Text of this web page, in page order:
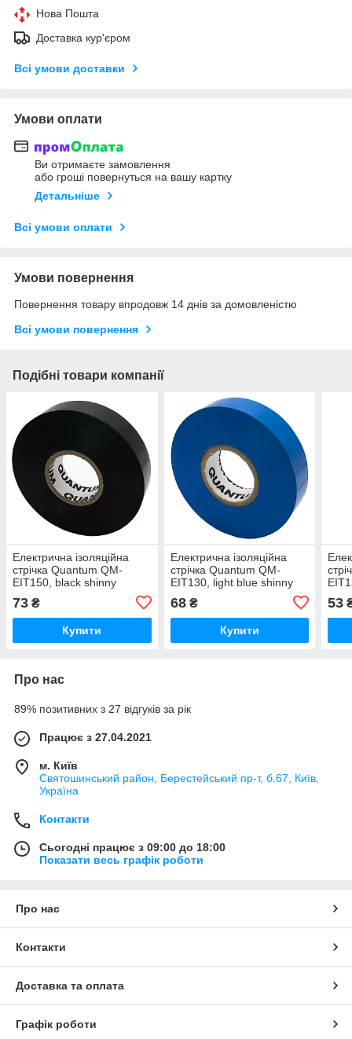
Нова Пошта
Доставка кур'єром
Всі умови доставки
Умови оплати
Ви отримаєте замовлення
або гроші повернуться на вашу картку
Детальніше
Всі умови оплати
Умови повернення
Повернення товару впродовж 14 днів за домовленістю
Всі умови повернення
Подібні товари компанії
Електрична ізоляційна
стрічка Quantum QM-
EIT150, black shinny
73 ₴
Купити
Електрична ізоляційна
стрічка Quantum QM-
EIT130, light blue shinny
68₴
Купити
53
Про нас
89% позитивних з 27 відгуків за рік
Працює з 27.04.2021
м. Київ
Святошинський район, Берестейський пр-т, б.67, Київ,
Україна
Контакти
Сьогодні працює з 09:00 до 18:00
Показати весь графік роботи
Про нас
Контакти
Доставка та оплата
Графік роботи